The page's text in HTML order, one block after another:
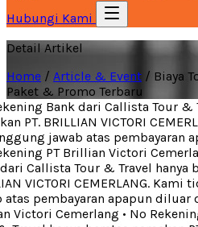
Hubungi Kami
Detail Artikel
Home / Article & Event / Biaya
Paket & Promo Terbaru
Bank dari Callista Tour &
PT. BRILLIAN VICTORI
jawab atas pembayaran
PT Brillian Victori
Callista Tour & Travel hanya
VICTORI CEMERLANG. Kami
pembayaran apapun diluar
Victori Cemerlang• No